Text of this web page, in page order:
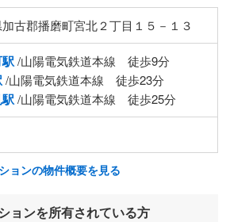
古郡播磨町宮北２丁目１５－１３
/山陽電気鉄道本線 徒歩9分
/山陽電気鉄道本線 徒歩23分
/山陽電気鉄道本線 徒歩25分
ョンの物件概要を見る
ョンを所有されている方